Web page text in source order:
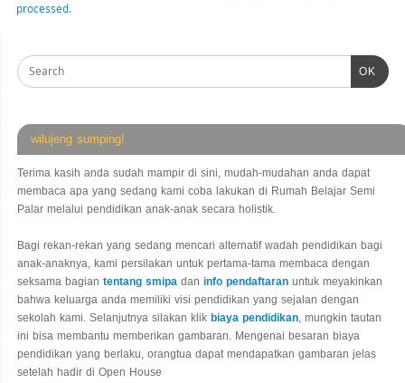
processed.
OK
wilujeng sumping!
Terima kasih anda sudah mampir di sini, mudah-mudahan anda dapat
membaca apa yang sedang kami coba lakukan di Rumah Belajar Semi
Palar melalui pendidikan anak-anak secara holistik.
Bagi rekan-rekan yang sedang mencari alternatif wadah pendidikan bagi
anak-anaknya, kami persilakan untuk pertama-tama membaca dengan
seksama bagian tentang smipa dan info pendaftaran untuk meyakinkan
bahwa keluarga anda memiliki visi pendidikan yang sejalan dengan
sekolah kami. Selanjutnya silakan klik biaya pendidikan , mungkin tautan
ini bisa membantu memberikan gambaran. Mengenai besaran biaya
pendidikan yang berlaku, orangtua dapat mendapatkan gambaran jelas
setelah hadir di Open House